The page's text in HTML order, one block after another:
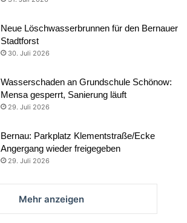
Neue Löschwasserbrunnen für den Bernauer
Stadtforst
30. Juli 2026
Wasserschaden an Grundschule Schönow:
Mensa gesperrt, Sanierung läuft
29. Juli 2026
Bernau: Parkplatz Klementstraße/Ecke
Angergang wieder freigegeben
29. Juli 2026
Mehr anzeigen